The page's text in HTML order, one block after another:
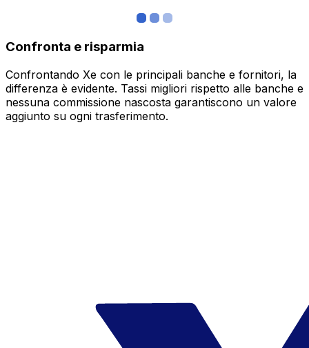
Confronta e risparmia
Confrontando Xe con le principali banche e fornitori, la
differenza è evidente. Tassi migliori rispetto alle banche e
nessuna commissione nascosta garantiscono un valore
aggiunto su ogni trasferimento.